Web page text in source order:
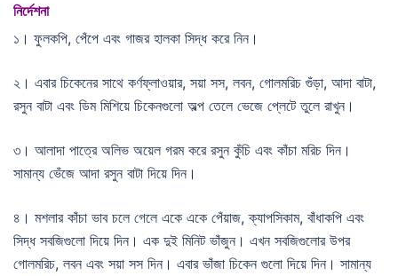
নির্দেশনা
১। ফুলকপি, পেঁপে এবং গাজর হালকা সিদ্ধ করে নিন।
২। এবার চিকেনের সাথে কর্ণফ্লাওয়ার, সয়া সস, লবন, গোলমরিচ গুঁড়া, আদা বাটা,
রসুন বাটা এবং ডিম মিশিয়ে চিকেনগুলো অল্প তেলে ভেজে প্লেটে তুলে রাখুন।
৩। আলাদা পাত্রে অলিভ অয়েল গরম করে রসুন কুঁচি এবং কাঁচা মরিচ দিন।
সামান্য ভেঁজে আদা রসুন বাটা দিয়ে দিন।
৪। মশলার কাঁচা ভাব চলে গেলে একে একে পেঁয়াজ, ক্যাপসিকাম, বাঁধাকপি এবং
সিদ্ধ সবজিগুলো দিয়ে দিন। এক দুই মিনিট ভাঁজুন। এখন সবজিগুলোর উপর
গোলমরিচ, লবন এবং সয়া সস দিন। এবার ভাঁজা চিকেন গুলো দিয়ে দিন। সামান্য